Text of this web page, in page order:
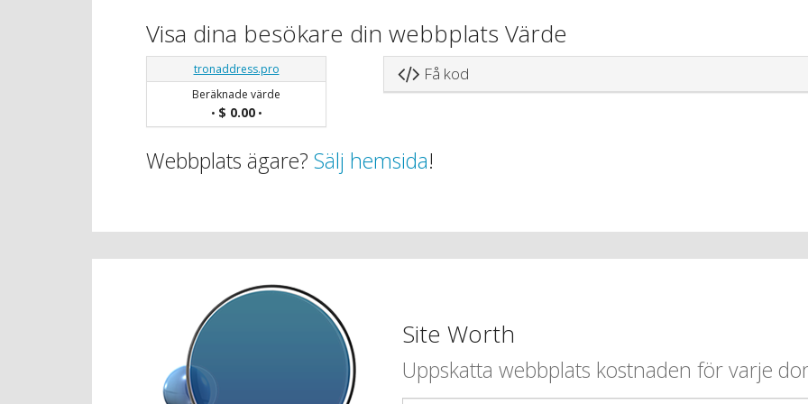
Visa dina besökare din webbplats Värde
tronaddress.pro
Beräknade värde
• $ 0.00•
Få kod
Webbplats ägare? Sälj hemsida!
Site Worth
Uppskatta webbplats kostnaden för varje